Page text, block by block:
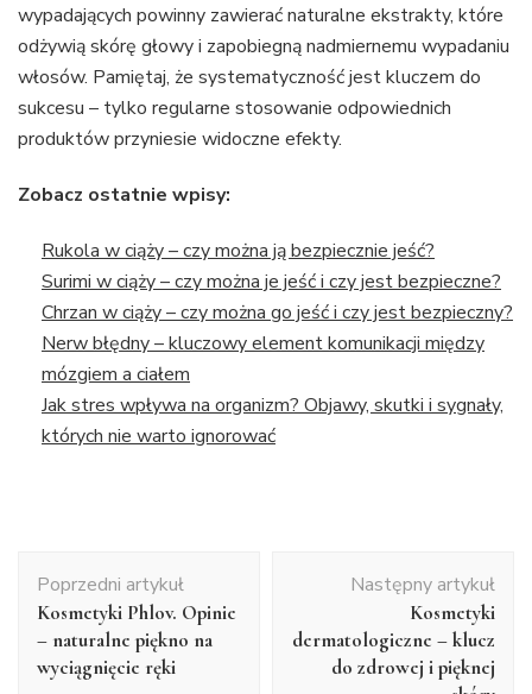
wypadających powinny zawierać naturalne ekstrakty, które
odżywią skórę głowy i zapobiegną nadmiernemu wypadaniu
włosów. Pamiętaj, że systematyczność jest kluczem do
sukcesu – tylko regularne stosowanie odpowiednich
produktów przyniesie widoczne efekty.
Zobacz ostatnie wpisy:
Rukola w ciąży – czy można ją bezpiecznie jeść?
Surimi w ciąży – czy można je jeść i czy jest bezpieczne?
Chrzan w ciąży – czy można go jeść i czy jest bezpieczny?
Nerw błędny – kluczowy element komunikacji między
mózgiem a ciałem
Jak stres wpływa na organizm? Objawy, skutki i sygnały,
których nie warto ignorować
wpisu
Poprzedni artykuł
Kosmetyki Phlov. Opinie
– naturalne piękno na
wyciągnięcie ręki
Następny artykuł
Kosmetyki
dermatologiczne – klucz
do zdrowej i pięknej